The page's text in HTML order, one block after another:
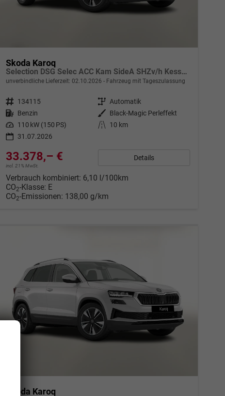
Skoda Karoq
Selection DSG Selec ACC Kam SideA SHZv/h Kessy SunS
unverbindliche Lieferzeit: 02.10.2026 Fahrzeug mit Tageszulassung
Fahrzeugnr. 134115 Getriebe Automatik
Kraftstoff Benzin Außenfarbe
Black-Magic Perleffekt
Leistung 110 kW (150 PS) Kilometerstand
10 km
31.07.2026
33.378,– €
incl. 21% MwSt.
Details
Verbrauch kombiniert: 6,10 l/100km
CO2-Klasse: E
CO2-Emissionen: 138,00 g/km
Skoda Karoq